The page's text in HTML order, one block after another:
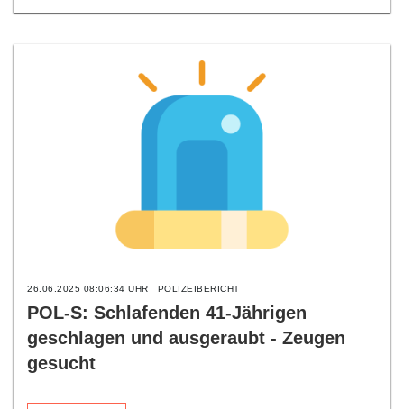
26.06.2025 08:06:34 UHR POLIZEIBERICHT
POL-S: Schlafenden 41-Jährigen
geschlagen und ausgeraubt - Zeugen
gesucht